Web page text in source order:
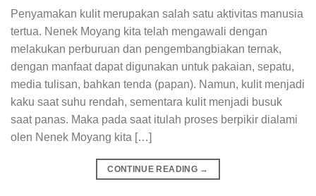
Penyamakan kulit merupakan salah satu aktivitas manusia
tertua. Nenek Moyang kita telah mengawali dengan
melakukan perburuan dan pengembangbiakan ternak,
dengan manfaat dapat digunakan untuk pakaian, sepatu,
media tulisan, bahkan tenda (papan). Namun, kulit menjadi
kaku saat suhu rendah, sementara kulit menjadi busuk
saat panas. Maka pada saat itulah proses berpikir dialami
olen Nenek Moyang kita […]
CONTINUE READING →